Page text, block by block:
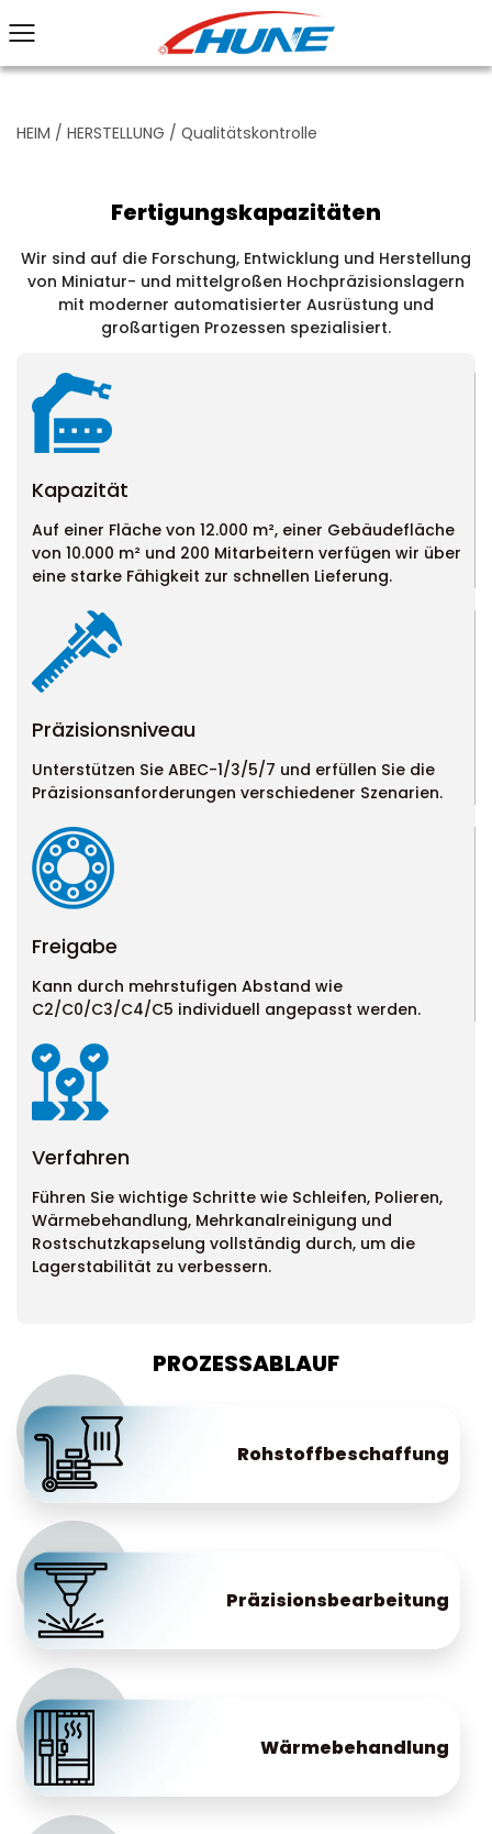
HEIM / HERSTELLUNG / Qualitätskontrolle
Fertigungskapazitäten
Wir sind auf die Forschung, Entwicklung und Herstellung
von Miniatur- und mittelgroßen Hochpräzisionslagern
mit moderner automatisierter Ausrüstung und
großartigen Prozessen spezialisiert.
Kapazität
Auf einer Fläche von 12.000 m², einer Gebäudefläche
von 10.000 m² und 200 Mitarbeitern verfügen wir über
eine starke Fähigkeit zur schnellen Lieferung.
Präzisionsniveau
Unterstützen Sie ABEC-1/3/5/7 und erfüllen Sie die
Präzisionsanforderungen verschiedener Szenarien.
Freigabe
Kann durch mehrstufigen Abstand wie
C2/C0/C3/C4/C5 individuell angepasst werden.
Verfahren
Führen Sie wichtige Schritte wie Schleifen, Polieren,
Wärmebehandlung, Mehrkanalreinigung und
Rostschutzkapselung vollständig durch, um die
Lagerstabilität zu verbessern.
PROZESSABLAUF
Rohstoffbeschaffung
Präzisionsbearbeitung
Wärmebehandlung